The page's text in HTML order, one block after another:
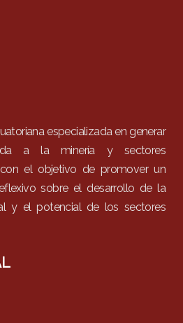
especializada en generar
a la minería y sectores
el objetivo de promover un
sobre el desarrollo de la
y el potencial de los sectores